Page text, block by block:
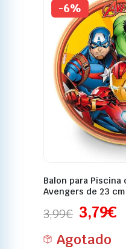
-6%
Balon para Piscina
Avengers de 23 cm
3,99€ 3,79€
Agotado